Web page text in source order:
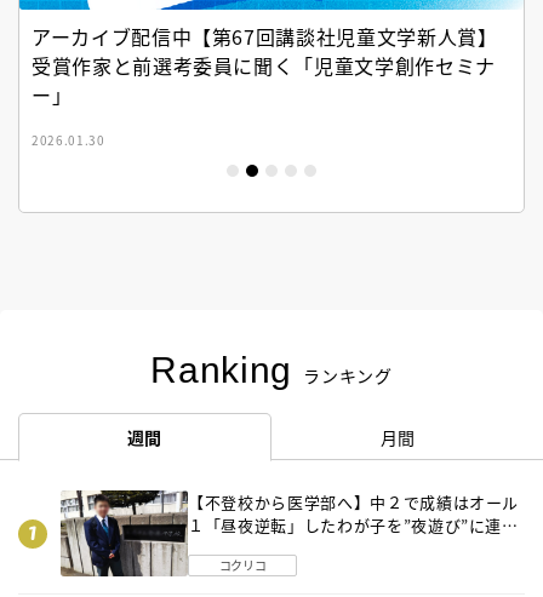
アーカイブ配信中【第67回講談社児童文学新人賞】
受賞作家と前選考委員に聞く「児童文学創作セミナ
ー」
2026.01.30
Ranking ランキング
週間 月間
【不登校から医学部へ】中２で成績はオール
１「昼夜逆転」したわが子を”夜遊び”に連れ
コクリコ